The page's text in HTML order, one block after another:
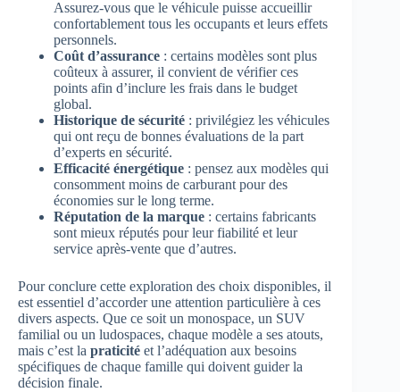
Assurez-vous que le véhicule puisse accueillir
confortablement tous les occupants et leurs effets
personnels.
Coût d’assurance : certains modèles sont plus
coûteux à assurer, il convient de vérifier ces
points afin d’inclure les frais dans le budget
global.
Historique de sécurité : privilégiez les véhicules
qui ont reçu de bonnes évaluations de la part
d’experts en sécurité.
Efficacité énergétique : pensez aux modèles qui
consomment moins de carburant pour des
économies sur le long terme.
Réputation de la marque : certains fabricants
sont mieux réputés pour leur fiabilité et leur
service après-vente que d’autres.
Pour conclure cette exploration des choix disponibles, il
est essentiel d’accorder une attention particulière à ces
divers aspects. Que ce soit un monospace, un SUV
familial ou un ludospaces, chaque modèle a ses atouts,
mais c’est la praticité et l’adéquation aux besoins
spécifiques de chaque famille qui doivent guider la
décision finale.